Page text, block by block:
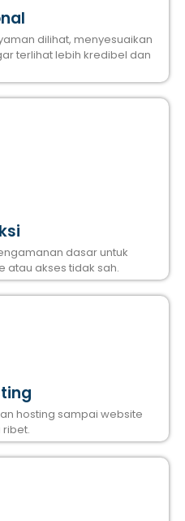
dilihat, menyesuaikan
terlihat lebih kredibel dan
dasar untuk
akses tidak sah.
hosting sampai website